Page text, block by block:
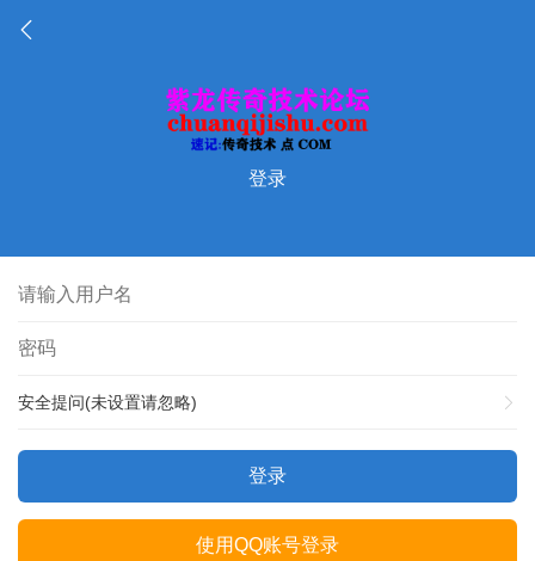
登录
安全提问(未设置请忽略)
登录
使用QQ账号登录